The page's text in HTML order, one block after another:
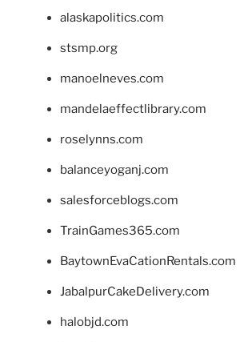
alaskapolitics.com
stsmp.org
manoelneves.com
mandelaeffectlibrary.com
roselynns.com
balanceyoganj.com
salesforceblogs.com
TrainGames365.com
BaytownEvaCationRentals.com
JabalpurCakeDelivery.com
halobjd.com